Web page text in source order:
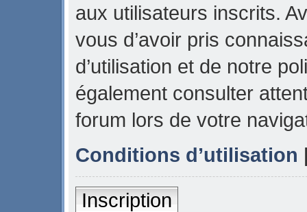
aux utilisateurs inscrits.
vous d’avoir pris
d’utilisation et de notre
également consulter
forum lors de votre
Conditions d’utilisation
Inscription